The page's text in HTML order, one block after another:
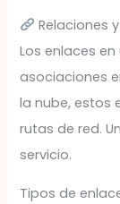
Relaciones
Los enlaces
asociaciones
la nube, estos
rutas de red.
servicio.
Tipos de